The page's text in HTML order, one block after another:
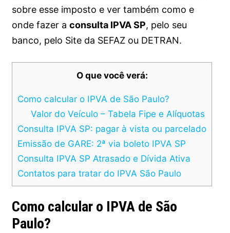
sobre esse imposto e ver também como e
onde fazer aconsulta IPVA SP, pelo seu
banco, pelo Site da SEFAZ ou DETRAN.
O que você verá:
Como calcular o IPVA de São Paulo?
Valor do Veículo – Tabela Fipe e Alíquotas
Consulta IPVA SP: pagar à vista ou parcelado
Emissão de GARE: 2ª via boleto IPVA SP
Consulta IPVA SP Atrasado e Dívida Ativa
Contatos para tratar do IPVA São Paulo
Como calcular o IPVA de São
Paulo?